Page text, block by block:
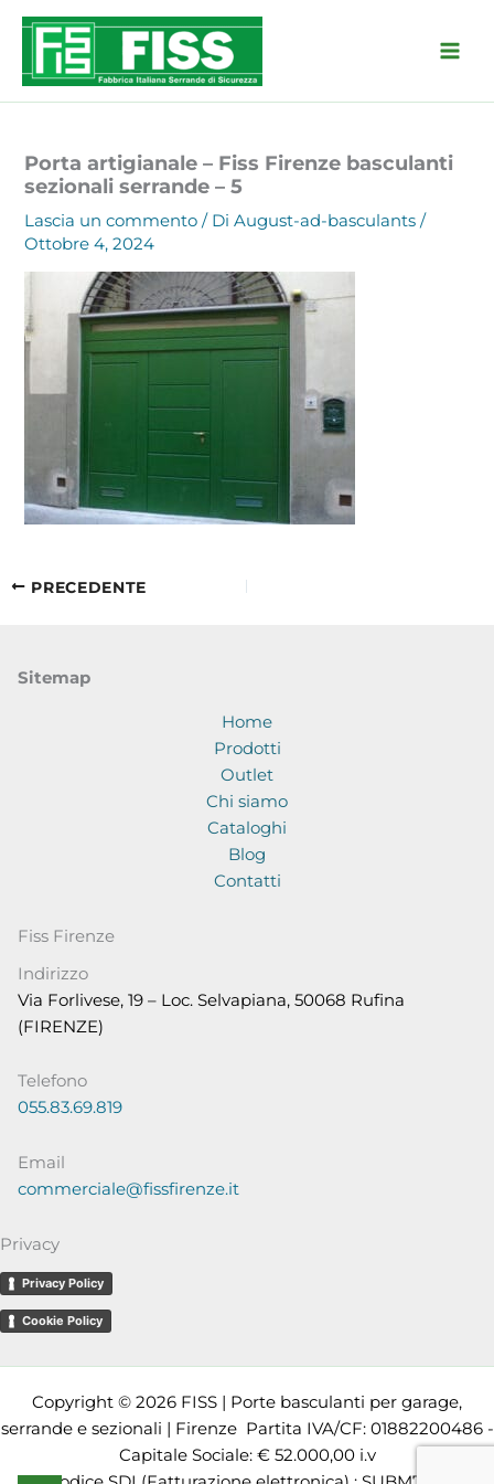
Vai
contenuto
Porta artigianale – Fiss Firenze basculanti
sezionali serrande – 5
Lascia un commento / DiAugust-ad-basculants/
Ottobre 4, 2024
PRECEDENTE
Sitemap
Home
Prodotti
Outlet
Chi siamo
Cataloghi
Blog
Contatti
Fiss Firenze
Indirizzo
Via Forlivese, 19 – Loc. Selvapiana, 50068 Rufina
(FIRENZE)
Telefono
055.83.69.819
Email
commerciale@fissfirenze.it
Privacy
Privacy Policy
Cookie Policy
Copyright © 2026 FISS | Porte basculanti per garage,
serrande e sezionali | Firenze Partita IVA/CF: 01882200486 -
Capitale Sociale: € 52.000,00 i.v